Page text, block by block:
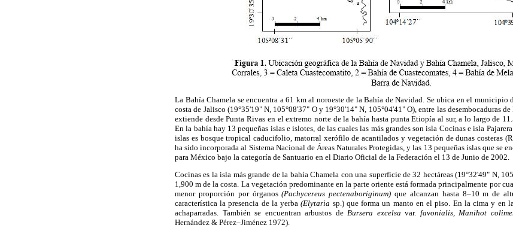
La Bahía Chamela se encuentra a 61 km al noroeste de la Bahía de Navidad. Se ubica en el municipio
costa de Jalisco (19°35'19" N, 105°08'37" O y 19°30'14" N, 105°04'41" O), entre las desembocaduras
extiende desde Punta Rivas en el extremo norte de la bahía hasta punta Etiopía al sur, a lo largo de
En la bahía hay 13 pequeñas islas e islotes, de las cuales las más grandes son isla Cocinas e isla
islas es bosque tropical caducifolio, matorral xerófilo de acantilados y vegetación de dunas costeras
ha sido incorporada al Sistema Nacional de Áreas Naturales Protegidas, y las 13 pequeñas islas que se
para México bajo la categoría de Santuario en el Diario Oficial de la Federación el 13 de Junio de 2002.
Cocinas es la isla más grande de la bahía Chamela con una superficie de 32 hectáreas (19°32'49" N,
1,900 m de la costa. La vegetación predominante en la parte oriente está formada principalmente por
menor proporción por órganos(Pachycereus pectenaboriginum)que alcanzan hasta 8–10 m de
característica la presencia de la yerba(Elytaria sp.) que forma un manto en el piso. En la cima y en
achaparradas. También se encuentran arbustos deBursera excelsavar. favonialis, Manihot
Hernández & Pérez–Jiménez 1972).